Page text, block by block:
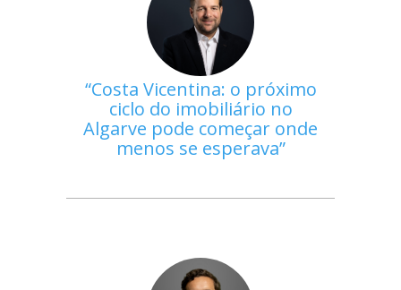
Costa Vicentina: o próximo
ciclo do imobiliário no
Algarve pode começar onde
menos se esperava